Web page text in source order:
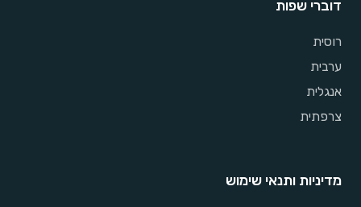
דוברי שפות
רוסית
ערבית
אנגלית
צרפתית
מדיניות ותנאי שימוש